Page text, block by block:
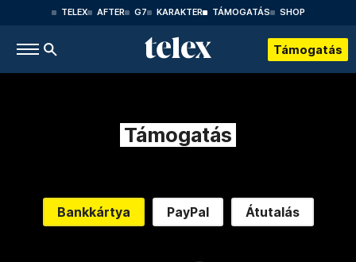
TELEX AFTER G7 KARAKTER TÁMOGATÁS SHOP
Támogatás
Támogatás
Bankkártya PayPal Átutalás